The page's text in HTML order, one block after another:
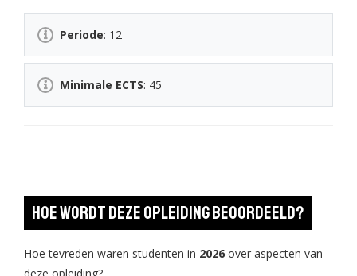
Periode: 12
Minimale ECTS: 45
Hoe wordt deze opleiding beoordeeld?
Hoe tevreden waren studenten in 2026 over aspecten van